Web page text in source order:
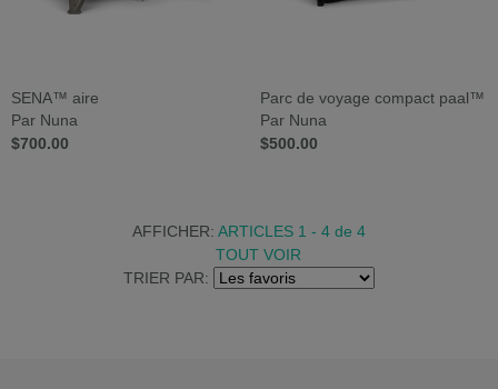
SENA™ aire
Par Nuna
$700.00
Parc de voyage compact paal™
Par Nuna
$500.00
TRIER PAR:
AFFICHER: ARTICLES 1 - 4 de 4
TOUT VOIR